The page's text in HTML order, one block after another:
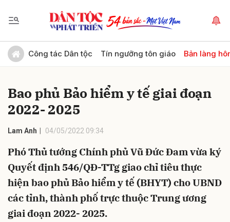
Công tác Dân tộc Tín ngưỡng tôn giáo Bản làng
Bao phủ Bảo hiểm y tế giai đoạn
2022- 2025
Lam Anh 04/05/2022 09:34
Phó Thủ tướng Chính phủ Vũ Đức Đam vừa ký
Quyết định 546/QĐ-TTg giao chỉ tiêu thực
hiện bao phủ Bảo hiểm y tế (BHYT) cho UBND
các tỉnh, thành phố trực thuộc Trung ương
giai đoạn 2022- 2025.
Gửi bình luận
Hủy Gửi